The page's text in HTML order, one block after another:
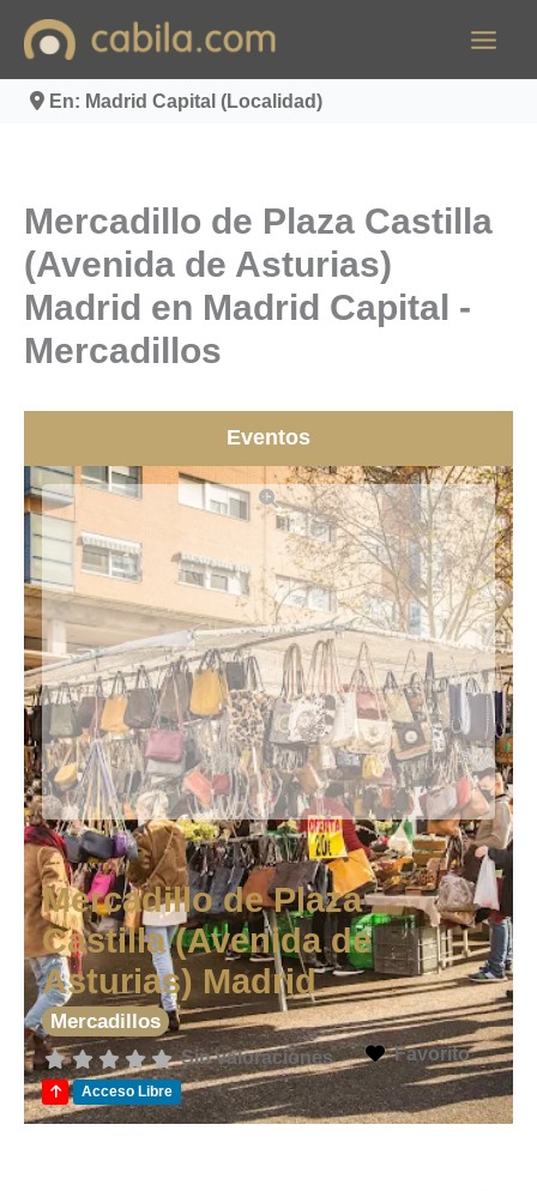
contenido
En: Madrid Capital (Localidad)
Mercadillo de Plaza Castilla
(Avenida de Asturias)
Madrid en Madrid Capital -
Mercadillos
Eventos
Mercadillo de Plaza
Castilla (Avenida de
Asturias) Madrid
Mercadillos
Sin valoraciones Favorito
Acceso Libre